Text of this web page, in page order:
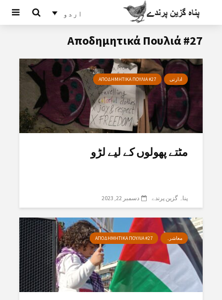
اردو
Αποδημητικά Πουλιά #27
ادارتی ΑΠΟΔΗΜΗΤΙΚΑ ΠΟΥΛΙΑ #27
مٹتے پھولوں کے لیے لڑو
پناہ گزین پرندے دسمبر 22, 2023
معاشرہ ΑΠΟΔΗΜΗΤΙΚΑ ΠΟΥΛΙΑ #27